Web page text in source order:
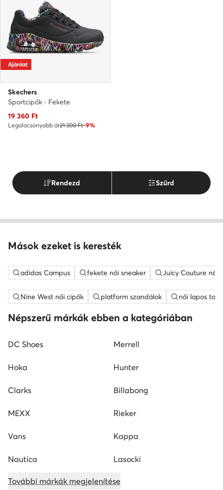
Ajánlat
Skechers
Sportcipők · Fekete
Aktuális ár
19 360 Ft
Legalacsonyabb ár21 300 Ft-9%
Rendezd Szűrd
Mások ezeket is keresték
adidas Campus fekete női sneaker Juicy Couture női
Nine West női cipők platform szandálok női lapos
Népszerű márkák ebben a kategóriában
DC Shoes Merrell
Hoka Hunter
Clarks Billabong
MEXX Rieker
Vans Kappa
Nautica Lasocki
További márkák megjelenítése